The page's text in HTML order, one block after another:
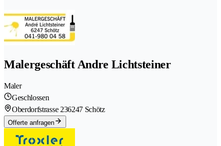
Malergeschäft Andre Lichtsteiner
Maler
Geschlossen
Oberdorfstrasse 236247 Schötz
Offerte anfragen